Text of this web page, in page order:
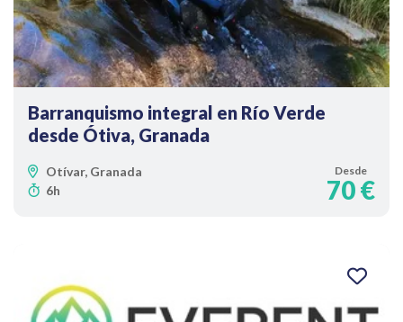
Barranquismo integral en Río Verde
desde Ótiva, Granada
Otívar, Granada
6h
Desde
70 €